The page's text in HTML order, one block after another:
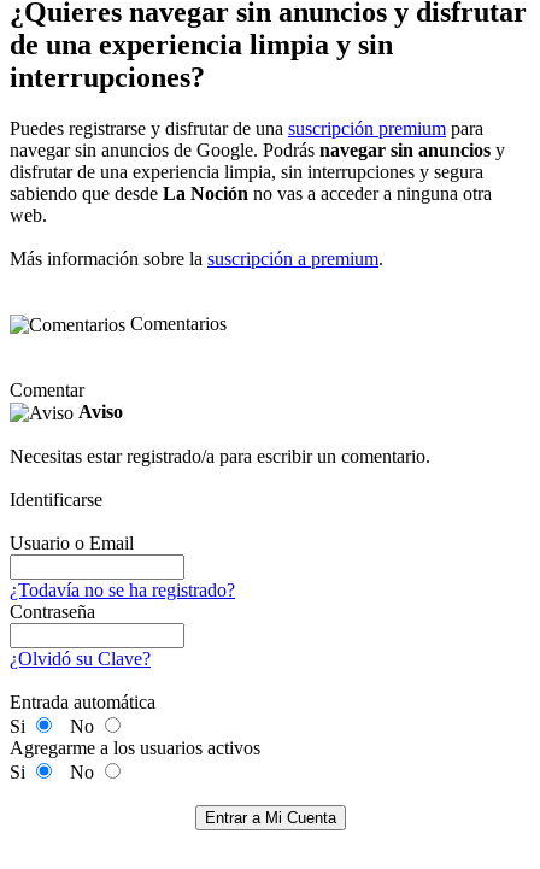
¿Quieres navegar sin anuncios y disfrutar
de una experiencia limpia y sin
interrupciones?
Puedes registrarse y disfrutar de una suscripción premium para
navegar sin anuncios de Google. Podrás navegar sin anuncios y
disfrutar de una experiencia limpia, sin interrupciones y segura
sabiendo que desde La Noción no vas a acceder a ninguna otra
web.
Más información sobre la suscripción a premium.
Comentarios
Comentar
Aviso
Necesitas estar registrado/a para escribir un comentario.
Identificarse
Usuario o Email
¿Todavía no se ha registrado?
Contraseña
¿Olvidó su Clave?
Entrada automática
Si
No
Agregarme a los usuarios activos
Si
No
Entrar a Mi Cuenta